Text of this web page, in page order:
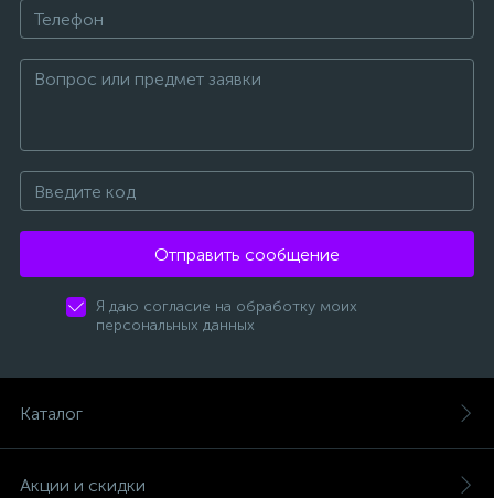
Отправить сообщение
Я даю согласие на обработку моих
персональных данных
Каталог
Акции и скидки